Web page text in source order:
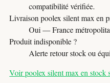
compatibilité vérifiée.
Livraison poolex silent max en
Oui — France
Produit indisponible ?
Alerte retour stock ou
Voir poolex silent max en stock